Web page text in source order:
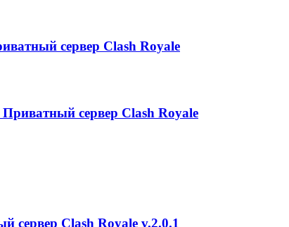
сервер Clash Royale
сервер Clash Royale
сервер Clash Royale v.2.0.1